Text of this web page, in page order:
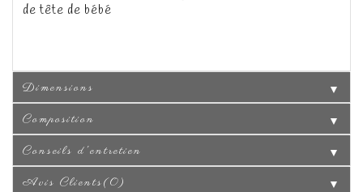
de tête de bébé
Dimensions ▼
Composition ▼
Conseils d'entretien ▼
Avis Clients(0) ▼